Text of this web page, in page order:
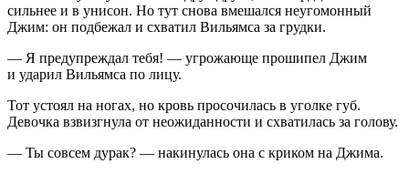
сильнее и в унисон. Но тут снова вмешался неугомонный
Джим: он подбежал и схватил Вильямса за грудки.
— Я предупреждал тебя! — угрожающе прошипел Джим
и ударил Вильямса по лицу.
Тот устоял на ногах, но кровь просочилась в уголке губ.
Девочка взвизгнула от неожиданности и схватилась за голову.
— Ты совсем дурак? — накинулась она с криком на Джима.